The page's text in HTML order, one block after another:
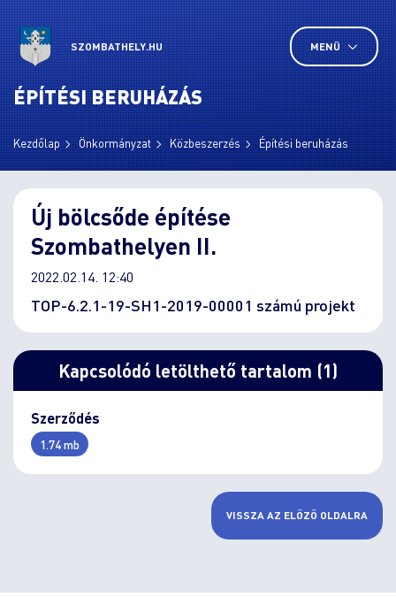
SZOMBATHELY.HU MENÜ
ÉPÍTÉSI BERUHÁZÁS
Kezdőlap Önkormányzat Közbeszerzés Építési beruházás
Új bölcsőde építése
Szombathelyen II.
2022.02.14. 12:40
TOP-6.2.1-19-SH1-2019-00001 számú projekt
Kapcsolódó letölthető tartalom (1)
Szerződés
1.74 mb
VISSZA AZ ELŐZŐ OLDALRA